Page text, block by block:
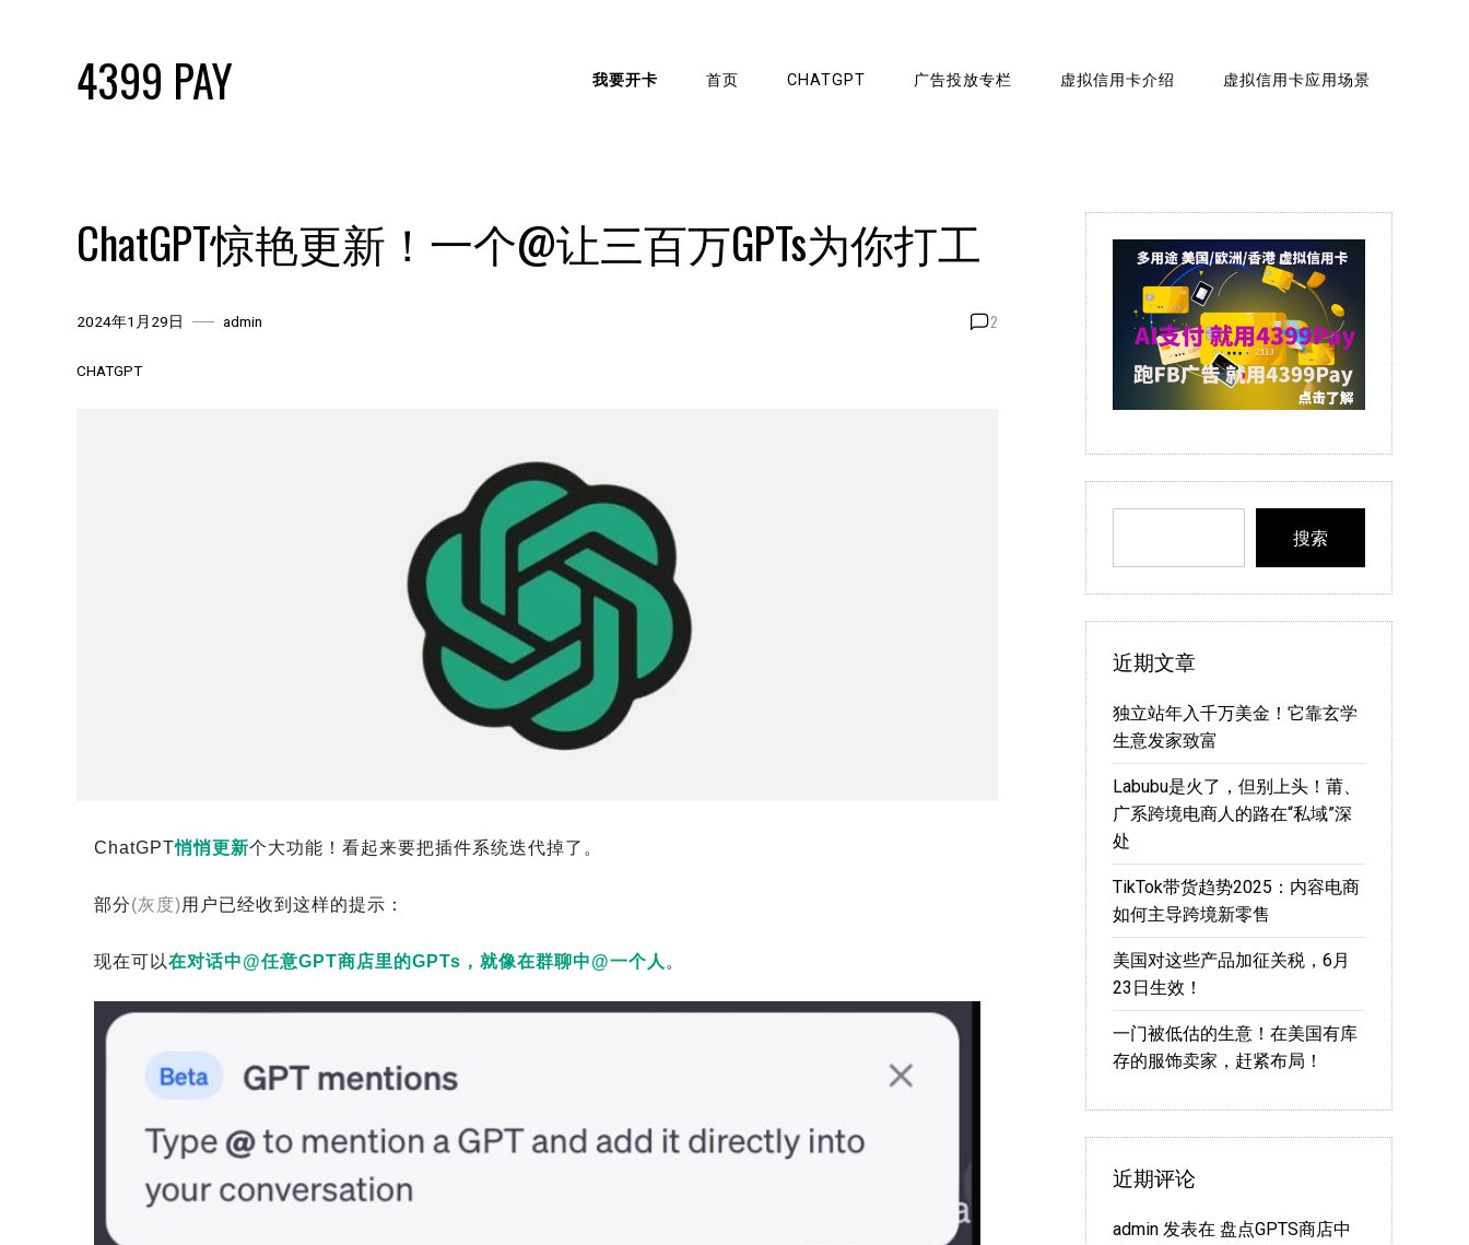
4399 PAY 我要开卡 首页 CHATGPT 广告投放专栏 虚拟信用卡介绍 虚拟信用卡应用场景
ChatGPT惊艳更新！一个@让三百万GPTs为你打工
2024年1月29日 admin 2
CHATGPT
ChatGPT悄悄更新个大功能！看起来要把插件系统迭代掉了。
部分(灰度)用户已经收到这样的提示：
现在可以在对话中@任意GPT商店里的GPTs，就像在群聊中@一个人 。
搜索
近期文章
独立站年入千万美金！它靠玄学
生意发家致富
Labubu是火了，但别上头！莆、
广系跨境电商人的路在“私域”深
处
TikTok带货趋势2025：内容电商
如何主导跨境新零售
美国对这些产品加征关税，6月
23日生效！
一门被低估的生意！在美国有库
存的服饰卖家，赶紧布局！
近期评论
admin 发表在 盘点GPTS商店中